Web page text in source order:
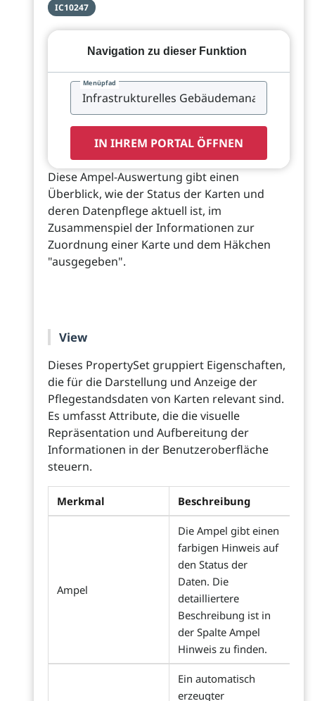
IC10247
Navigation zu dieser Funktion
Menüpfad
IN IHREM PORTAL ÖFFNEN
Diese Ampel-Auswertung gibt einen
Überblick, wie der Status der Karten und
deren Datenpflege aktuell ist, im
Zusammenspiel der Informationen zur
Zuordnung einer Karte und dem Häkchen
"ausgegeben".
View
Dieses PropertySet gruppiert Eigenschaften,
die für die Darstellung und Anzeige der
Pflegestandsdaten von Karten relevant sind.
Es umfasst Attribute, die die visuelle
Repräsentation und Aufbereitung der
Informationen in der Benutzeroberfläche
steuern.
Merkmal Beschreibung
Ampel
Die Ampel gibt einen
farbigen Hinweis auf
den Status der
Daten. Die
detailliertere
Beschreibung ist in
der Spalte Ampel
Hinweis zu finden.
Ein automatisch
erzeugter